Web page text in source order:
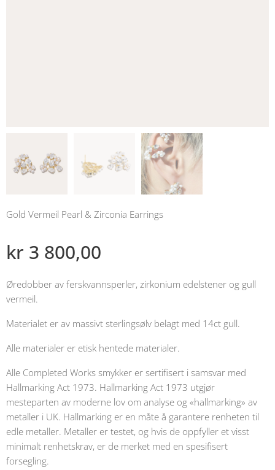
Gold Vermeil Pearl & Zirconia Earrings
kr 3 800,00
Øredobber av ferskvannsperler, zirkonium edelstener og gull
vermeil.
Materialet er av massivt sterlingsølv belagt med 14ct gull.
Alle materialer er etisk hentede materialer.
Alle Completed Works smykker er sertifisert i samsvar med
Hallmarking Act 1973. Hallmarking Act 1973 utgjør
mesteparten av moderne lov om analyse og «hallmarking» av
metaller i UK. Hallmarking er en måte å garantere renheten til
edle metaller. Metaller er testet, og hvis de oppfyller et visst
minimalt renhetskrav, er de merket med en spesifisert
forsegling.